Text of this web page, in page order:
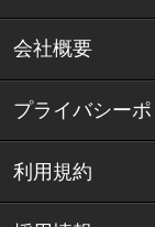
会社概要
プライバシー
利用規約